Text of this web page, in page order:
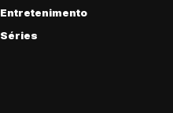
Entretenimento
Séries